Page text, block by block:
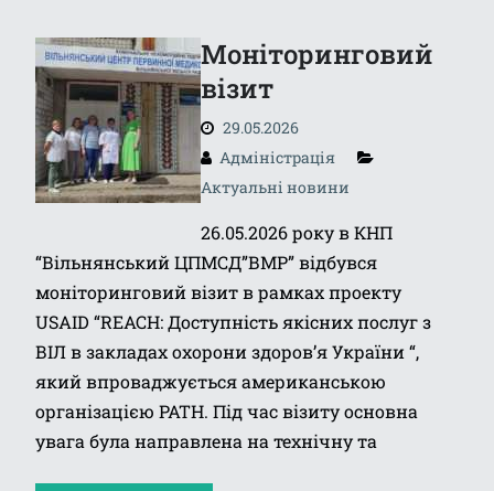
Моніторинговий
візит
29.05.2026
Адміністрація
Актуальні новини
26.05.2026 року в КНП
“Вільнянський ЦПМСД”ВМР” відбувся
моніторинговий візит в рамках проекту
USAID “REACH: Доступність якісних послуг з
ВІЛ в закладах охорони здоров’я України “,
який впроваджується американською
організацією РАТН. Під час візиту основна
увага була направлена на технічну та